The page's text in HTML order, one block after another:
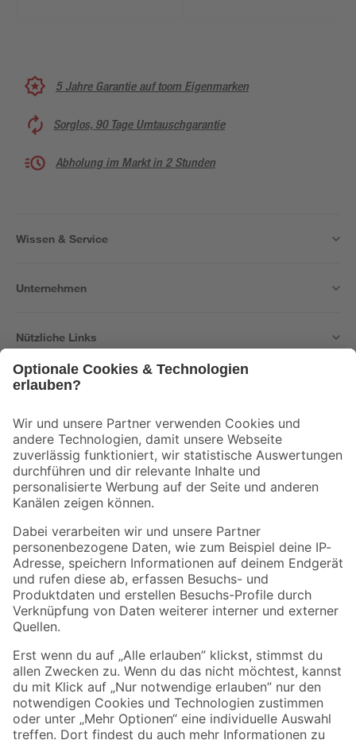
5 Jahre Garantie auf toom Eigenmarken
Sorglos, 90 Tage Umtauschgarantie
Abholung im Markt in 2 Stunden
Wissen & Service
Unternehmen
Nützliche Links
Der toom Newsletter: Keine Angebote und Aktionen mehr verpassen!
Zur Newsletter Anmeldung
Folge uns
Zahlungsarten Versandarten
Sicher einkaufen
Jetzt die toom-App herunterladen